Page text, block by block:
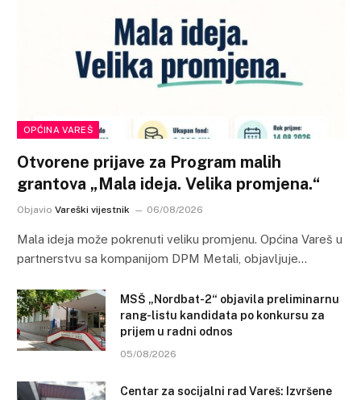
OPĆINA VAREŠ
Otvorene prijave za Program malih
grantova „Mala ideja. Velika promjena.“
Objavio Vareški vijestnik 06/08/2026
Mala ideja može pokrenuti veliku promjenu. Općina Vareš u
partnerstvu sa kompanijom DPM Metali, objavljuje…
MSŠ „Nordbat-2“ objavila preliminarnu
rang-listu kandidata po konkursu za
prijem u radni odnos
05/08/2026
Centar za socijalni rad Vareš: Izvršene